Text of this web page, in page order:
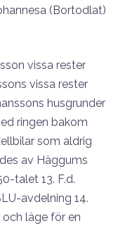
(Bortodlat)
vissa rester
vissa rester
husgrunder
ringen bakom
som aldrig
av Häggums
talet 13. F.d.
avdelning 14.
läge för en